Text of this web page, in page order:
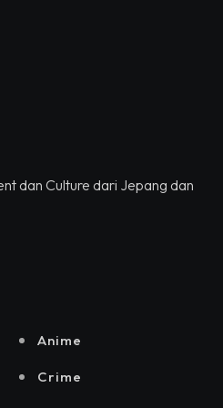
dan Culture dari Jepang dan
Anime
Crime